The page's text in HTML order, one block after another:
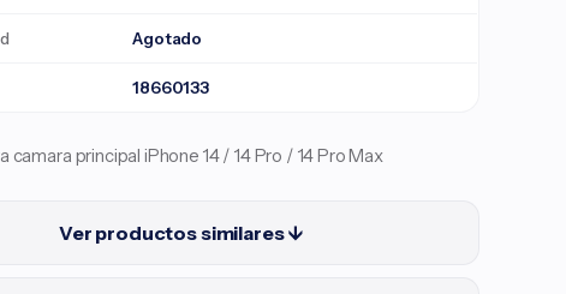
Agotado
18660133
camara principal iPhone 14 / 14 Pro / 14 Pro Max
Ver productos similares ↓